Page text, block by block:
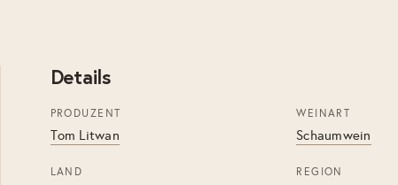
Details
PRODUZENT
Tom Litwan
WEINART
Schaumwein
LAND REGION